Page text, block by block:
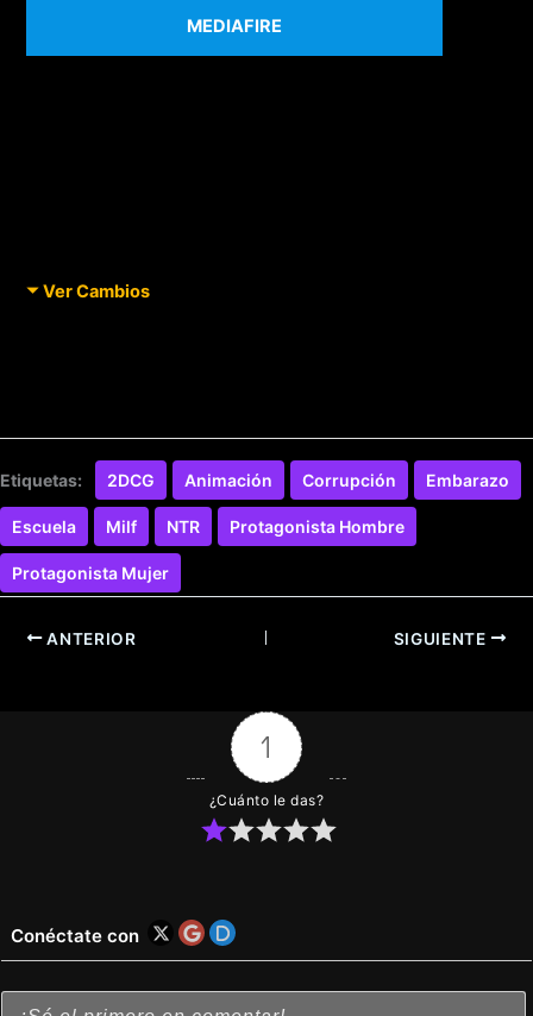
MEDIAFIRE
Ver Cambios
Etiquetas: 2DCG Animación Corrupción Embarazo
Escuela Milf NTR Protagonista Hombre
Protagonista Mujer
ANTERIOR SIGUIENTE
1
¿Cuánto le das?
Conéctate con